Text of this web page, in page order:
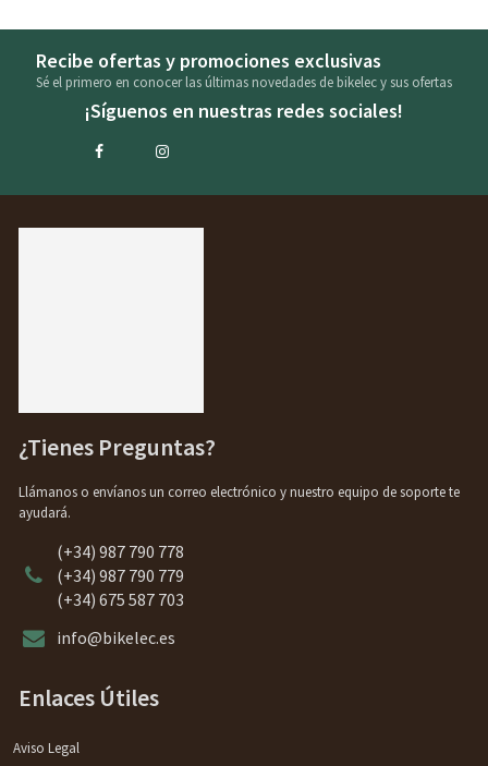
Recibe ofertas y promociones exclusivas
Sé el primero en conocer las últimas novedades de bikelec y sus ofertas
¡Síguenos en nuestras redes sociales!
¿Tienes Preguntas?
Llámanos o envíanos un correo electrónico y nuestro equipo de soporte te
ayudará.
(+34) 987 790 778
(+34) 987 790 779
(+34) 675 587 703
info@bikelec.es
Enlaces Útiles
Aviso Legal